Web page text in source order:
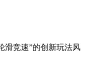
滑竞速”的创新玩法风